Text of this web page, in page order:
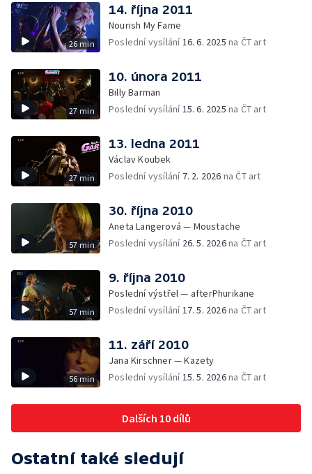
26 min
14. října 2011
Nourish My Fame
Poslední vysílání16. 6. 2025 na ČT art
27 min
10. února 2011
Billy Barman
Poslední vysílání15. 6. 2025 na ČT art
27 min
13. ledna 2011
Václav Koubek
Poslední vysílání 7. 2. 2026 na ČT art
57 min
30. října 2010
Aneta Langerová — Moustache
Poslední vysílání 26. 5. 2026na ČT art
57 min
9. října 2010
Poslední výstřel — afterPhurikane
Poslední vysílání17. 5. 2026na ČT art
56 min
11. září 2010
Jana Kirschner — Kazety
Poslední vysílání15. 5. 2026na ČT art
Dalších 10 dílů
Ostatní také sledují